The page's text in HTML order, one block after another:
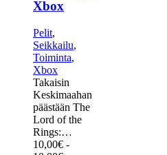
Xbox
Pelit,
Seikkailu,
Toiminta,
Xbox
Takaisin
Keskimaahan
päästään The
Lord of the
Rings:…
10,00€ -